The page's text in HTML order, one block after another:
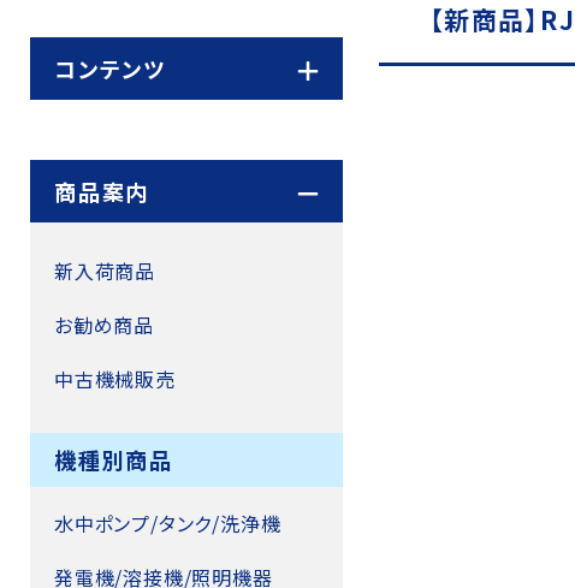
【新商品
コンテンツ
商品案内
新入荷商品
お勧め商品
中古機械販売
機種別商品
水中ポンプ/タンク/洗浄機
発電機/溶接機/照明機器